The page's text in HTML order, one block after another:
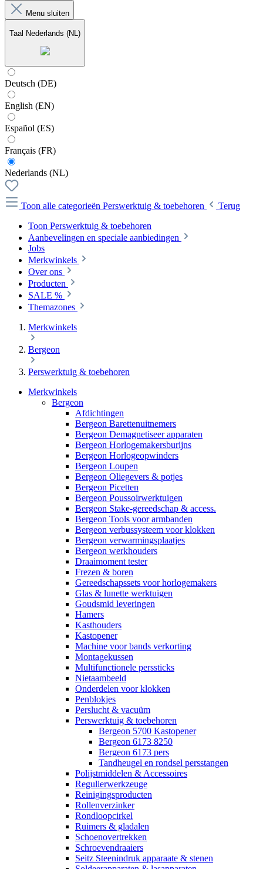
Menu sluiten
Taal Nederlands (NL)
Deutsch (DE)
English (EN)
Español (ES)
Français (FR)
Nederlands (NL)
Toon alle categorieën Perswerktuig & toebehoren
Terug
Toon Perswerktuig & toebehoren
Aanbevelingen en speciale aanbiedingen
Jobs
Merkwinkels
Over ons
Producten
SALE %
Themazones
Merkwinkels
Bergeon
Perswerktuig & toebehoren
Merkwinkels
Bergeon
Afdichtingen
Bergeon Barettenuitnemers
Bergeon Demagnetiseer apparaten
Bergeon Horlogemakersburijns
Bergeon Horlogeopwinders
Bergeon Loupen
Bergeon Oliegevers & potjes
Bergeon Picetten
Bergeon Poussoirwerktuigen
Bergeon Stake-gereedschap & access.
Bergeon Tools voor armbanden
Bergeon verbussysteem voor klokken
Bergeon verwarmingsplaatjes
Bergeon werkhouders
Draaimoment tester
Frezen & boren
Gereedschapssets voor horlogemakers
Glas & lunette werktuigen
Goudsmid leveringen
Hamers
Kasthouders
Kastopener
Machine voor bands verkorting
Montagekussen
Multifunctionele perssticks
Nietaambeeld
Onderdelen voor klokken
Penblokjes
Perslucht & vacuüm
Perswerktuig & toebehoren
Bergeon 5700 Kastopener
Bergeon 6173 8250
Bergeon 6173 pers
Tandheugel en rondsel persstangen
Polijstmiddelen & Accessoires
Regulierwerkzeuge
Reinigingsproducten
Rollenverzinker
Rondloopcirkel
Ruimers & gladalen
Schoenovertrekken
Schroevendraaiers
Seitz Steenindruk apparaate & stenen